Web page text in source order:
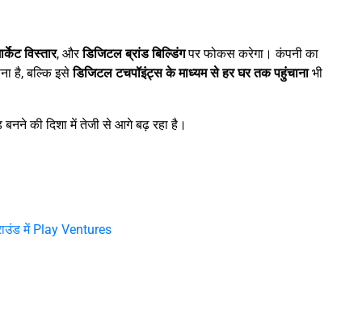
विस्तार, औरडिजिटल ब्रांड बिल्डिंगपर फोकस करेगा। कंपनी का
है, बल्कि इसेडिजिटल टचपॉइंट्स के माध्यम से हर घर तक पहुंचानाभी
की दिशा में तेजी से आगे बढ़ रहा है।
में Play Ventures